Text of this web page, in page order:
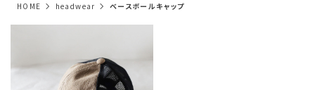
HOME headwear ベースボールキャップ